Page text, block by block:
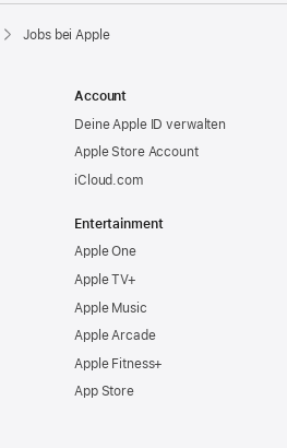
Jobs bei Apple
Account
Deine Apple ID verwalten
Apple Store Account
iCloud.com
Entertainment
Apple One
Apple TV+
Apple Music
Apple Arcade
Apple Fitness+
App Store